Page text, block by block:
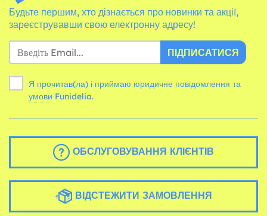
Будьте першим, хто дізнається про новинки та акції,
зареєструвавши свою електронну адресу!
ПІДПИСАТИСЯ
Я прочитав(ла) і приймаю юридичне повідомлення та
умови Funidelia.
ОБСЛУГОВУВАННЯ КЛІЄНТІВ
ВІДСТЕЖИТИ ЗАМОВЛЕННЯ